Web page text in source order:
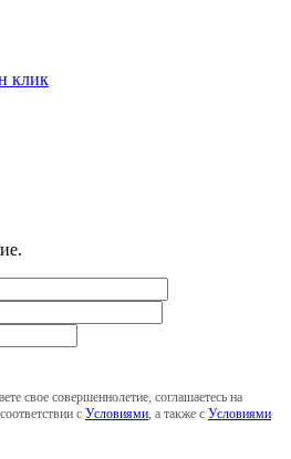
клик
свое совершеннолетие, соглашаетесь на
с Условиями , а также с Условиями